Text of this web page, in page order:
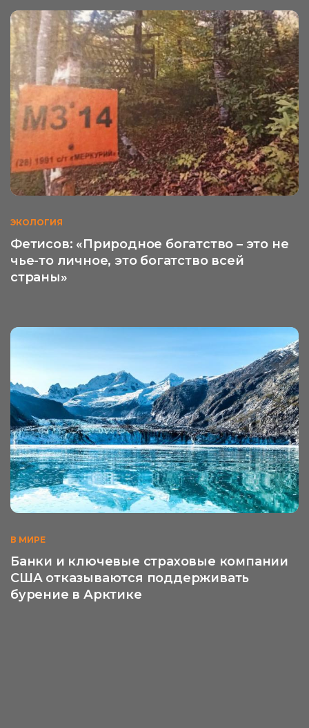
ЭКОЛОГИЯ
Фетисов: «Природное богатство – это не
чье-то личное, это богатство всей
страны»
В МИРЕ
Банки и ключевые страховые компании
США отказываются поддерживать
бурение в Арктике